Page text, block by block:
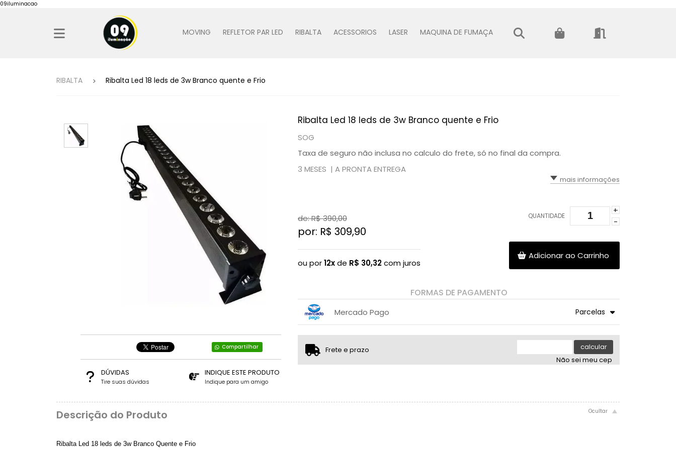
09iluminacao
MOVING REFLETOR PAR LED RIBALTA ACESSORIOS LASER MAQUINA DE FUMAÇA
RIBALTA Ribalta Led 18 leds de 3w Branco quente e Frio
Compartilhar
DÚVIDAS
Tire suas dúvidas
INDIQUE ESTE PRODUTO
Indique para um amigo
Ribalta Led 18 leds de 3w Branco quente e Frio
SOG
Taxa de seguro não inclusa no calculo do frete, só no final da compra.
3 MESES | A PRONTA ENTREGA
mais informações
de: R$390,00
por: R$ 309,90
ou por12xde R$ 30,32com juros
QUANTIDADE
+
-
Adicionar ao Carrinho
FORMAS DE PAGAMENTO
Mercado Pago
Parcelas
3x com juros de R$ 108,24
10x com juros de R$ 35,51
11x com juros de R$ 32,68
Frete e prazo
calcular
Não sei meu cep
Descrição do Produto
Ribalta Led 18 leds de 3w Branco Quente e Frio